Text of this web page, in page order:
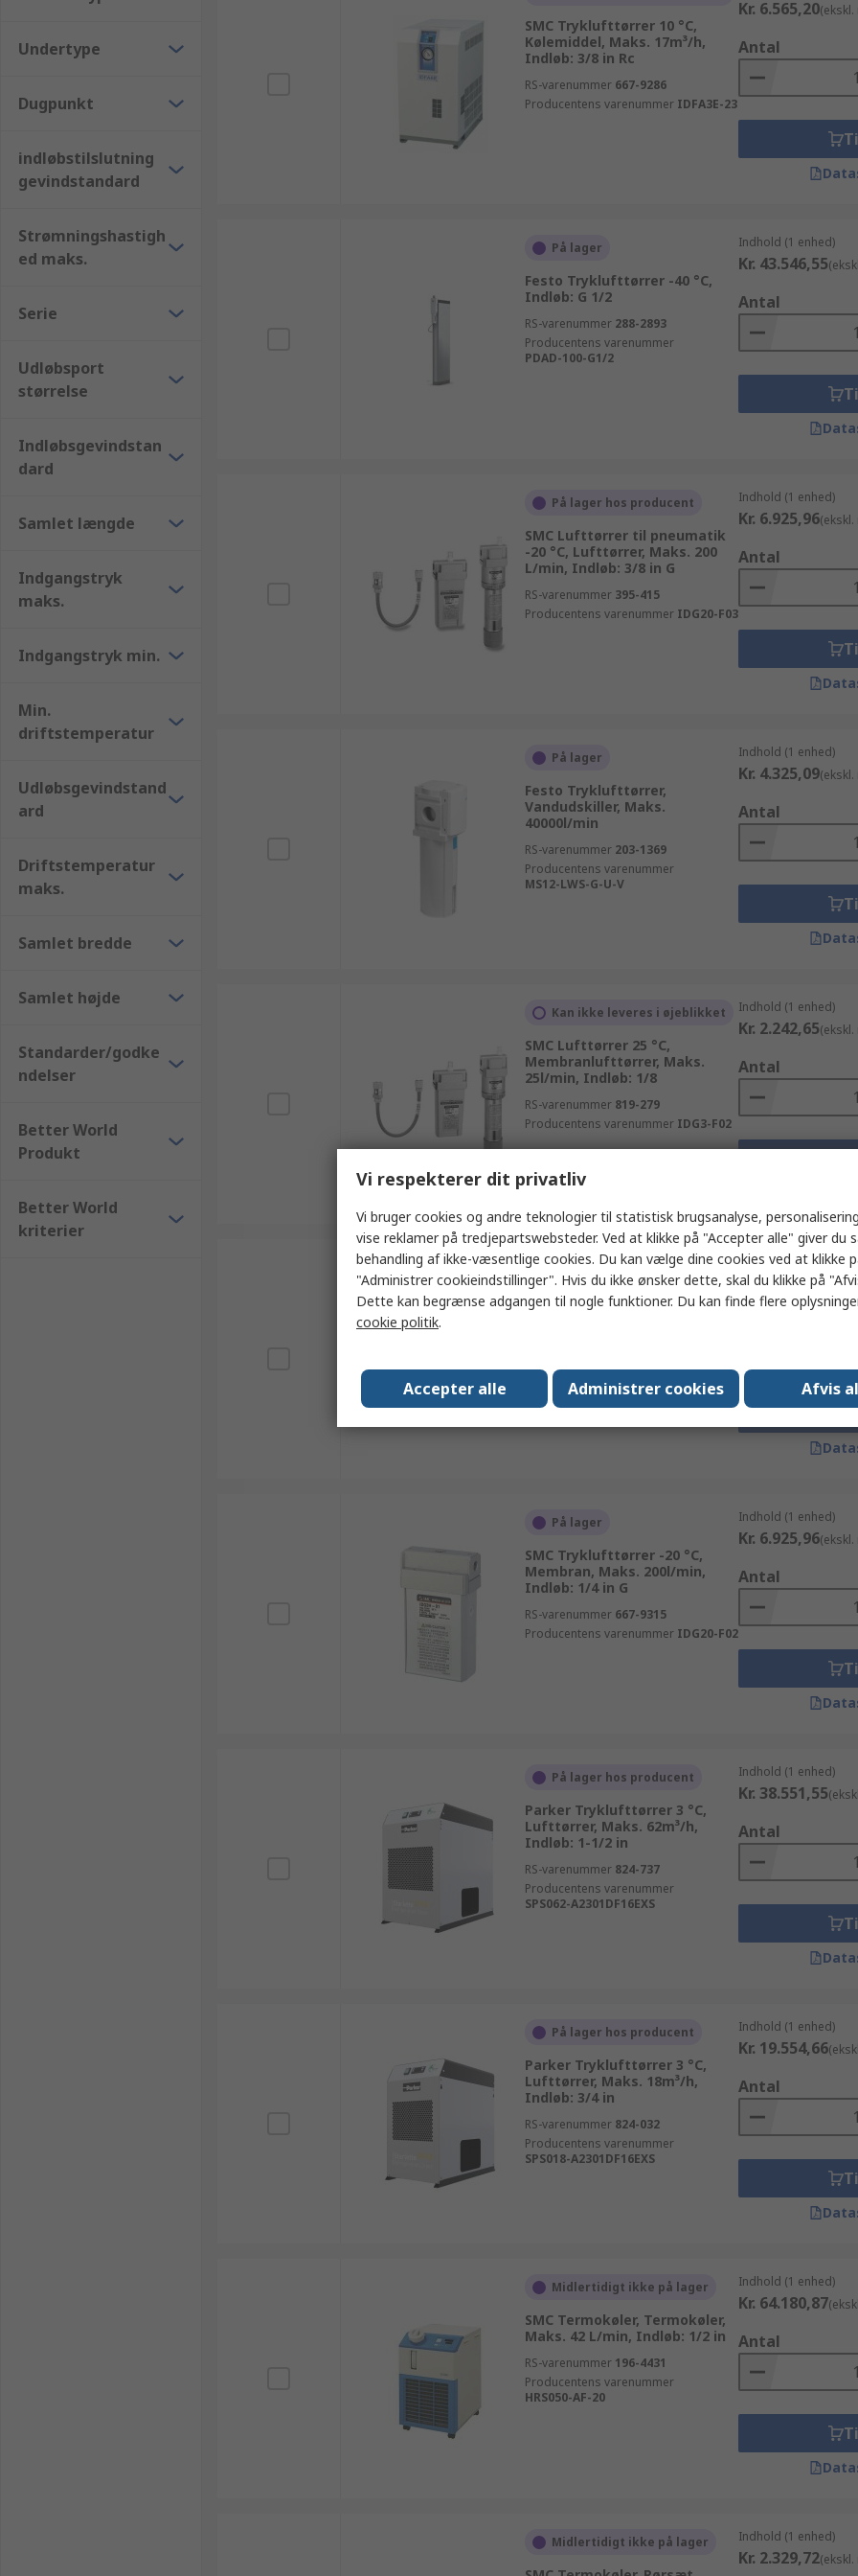
Undertype
Dugpunkt
indløbstilslutning
gevindstandard
Strømningshastigh
ed maks.
Serie
Udløbsport
størrelse
Indløbsgevindstan
dard
Samlet længde
Indgangstryk
maks.
Indgangstryk min.
Min.
driftstemperatur
Udløbsgevindstand
ard
Driftstemperatur
maks.
Samlet bredde
Samlet højde
Standarder/godke
ndelser
Better World
Produkt
Better World
kriterier
SMC Tryklufttørrer 10 °C,
Kølemiddel, Maks. 17m³/h,
Indløb: 3/8 in Rc
RS-varenummer 667-9286
Producentens varenummer IDFA3E-23
Kr. 6.565,20(ekskl.
Antal
På lager
Festo Tryklufttørrer -40 °C,
Indløb: G 1/2
RS-varenummer 288-2893
Producentens varenummer
PDAD-100-G1/2
Indhold (1 enhed)
Kr. 43.546,55
Antal
På lager hos producent
SMC Lufttørrer til pneumatik
-20 °C, Lufttørrer, Maks. 200
L/min, Indløb: 3/8 in G
RS-varenummer 395-415
Producentens varenummer IDG20-F03
Indhold (1 enhed)
Kr. 6.925,96(ekskl.
Antal
På lager
Festo Tryklufttørrer,
Vandudskiller, Maks.
40000l/min
RS-varenummer 203-1369
Producentens varenummer
MS12-LWS-G-U-V
Indhold (1 enhed)
Kr. 4.325,09(ekskl.
Antal
Kan ikke leveres i øjeblikket
SMC Lufttørrer 25 °C,
Membranlufttørrer, Maks.
25l/min, Indløb: 1/8
RS-varenummer 819-279
Producentens varenummer IDG3-F02
Indhold (1 enhed)
Kr. 2.242,65
Antal
På lager
SMC Lufttørrer til pneumatik
-20 °C, Membranlufttørrer,
RS-varenummer
Producentens varenummer
IDG1-F02-P
Indhold (1 enhed)
Kr. 1.715,39(ekskl.
På lager
SMC Tryklufttørrer -20 °C,
Membran, Maks. 200l/min,
Indløb: 1/4 in G
RS-varenummer 667-9315
Producentens varenummer IDG20-F02
Indhold (1 enhed)
Kr. 6.925,96(ekskl.
Antal
På lager hos producent
Parker Tryklufttørrer 3 °C,
Lufttørrer, Maks. 62m³/h,
Indløb: 1-1/2 in
RS-varenummer 824-737
Producentens varenummer
SPS062-A2301DF16EXS
Indhold (1 enhed)
Kr. 38.551,55
Antal
På lager hos producent
Parker Tryklufttørrer 3 °C,
Lufttørrer, Maks. 18m³/h,
Indløb: 3/4 in
RS-varenummer 824-032
Producentens varenummer
SPS018-A2301DF16EXS
Indhold (1 enhed)
Kr. 19.554,66
Antal
Midlertidigt ikke på lager
SMC Termokøler, Termokøler,
Maks. 42 L/min, Indløb: 1/2 in
RS-varenummer 196-4431
Producentens varenummer
HRS050-AF-20
Indhold (1 enhed)
Kr. 64.180,87
Antal
Midlertidigt ikke på lager Indhold (1 enhed)
Kr. 2.329,72(ekskl.
Vi respekterer dit privatliv
Vi bruger cookies og andre teknologier til statistisk brugsanalyse,
vise reklamer på tredjepartswebsteder. Ved at klikke på "Accepter alle" giver du
behandling af ikke-væsentlige cookies. Du kan vælge dine cookies ved at klikke
"Administrer cookieindstillinger". Hvis du ikke ønsker dette, skal du klikke på
Dette kan begrænse adgangen til nogle funktioner. Du kan finde flere
cookie politik.
Accepter alle Administrer cookies Afvis